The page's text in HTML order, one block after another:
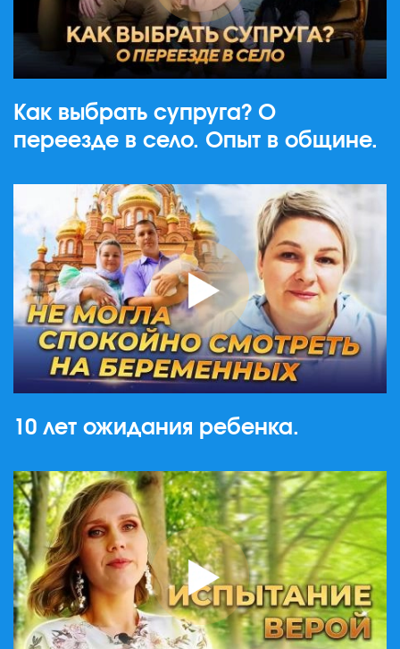
Как выбрать супруга? О
переезде в село. Опыт в общине.
10 лет ожидания ребенка.